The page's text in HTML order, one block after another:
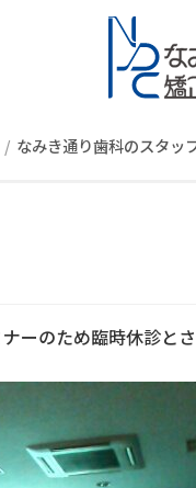
なみき通り歯科のスタッ
ーのため臨時休診とさ